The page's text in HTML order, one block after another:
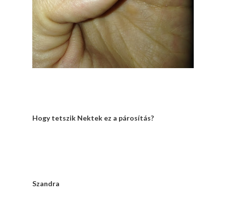
Hogy tetszik Nektek ez a párosítás?
Szandra